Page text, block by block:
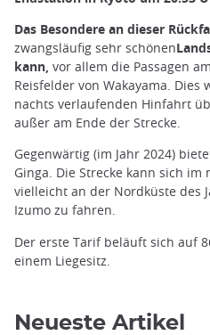
Das Besondere an dieser
zwangsläufig sehr schönen
kann, vor allem die Passagen
Reisfelder von Wakayama.
nachts verlaufenden Hinfahrt
außer am Ende der Strecke.
Gegenwärtig (im Jahr 2024)
Ginga. Die Strecke kann sich im
vielleicht an der Nordküste des
Izumo zu fahren.
Der erste Tarif beläuft sich auf
einem Liegesitz.
Neueste Artikel